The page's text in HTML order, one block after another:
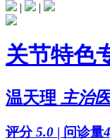
| |
关节特色
温天理 主治
评分5.0 | 问诊量